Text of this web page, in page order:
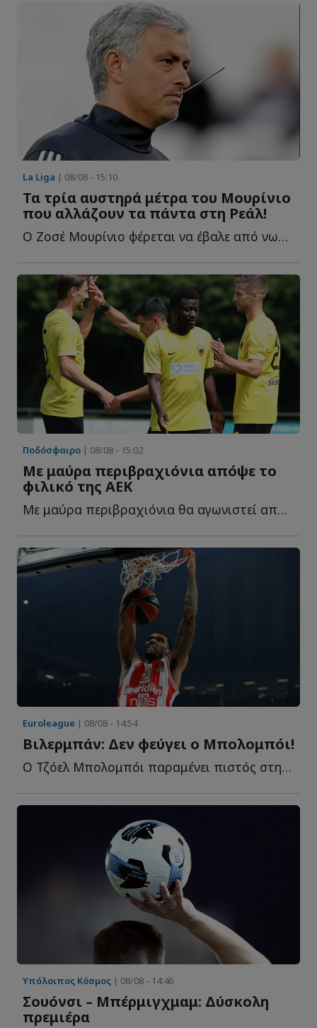
La Liga | 08/08 - 15:10
Τα τρία αυστηρά μέτρα του Μουρίνιο
που αλλάζουν τα πάντα στη Ρεάλ!
Ο Ζοσέ Μουρίνιο φέρεται να έβαλε από νωρίς τους δικούς τ...
Ποδόσφαιρο | 08/08 - 15:02
Με μαύρα περιβραχιόνια απόψε το
φιλικό της ΑΕΚ
Με μαύρα περιβραχιόνια θα αγωνιστεί απόψε η ΑΕΚ στο φ...
Euroleague | 08/08 - 14:54
Βιλερμπάν: Δεν φεύγει ο Μπολομπόι!
Ο Τζόελ Μπολομπόι παραμένει πιστός στη συμφωνία του μ...
Υπόλοιπος Κόσμος | 08/08 - 14:46
Σουόνσι – Μπέρμιγχμαμ: Δύσκολη
πρεμιέρα